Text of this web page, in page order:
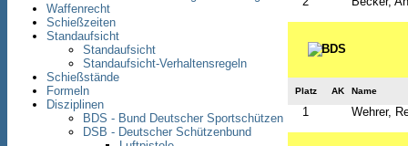
Waffenrecht
Schießzeiten
Standaufsicht
Standaufsicht
Standaufsicht-Verhaltensregeln
Schießstände
Formeln
Disziplinen
BDS - Bund Deutscher Sportschützen
DSB - Deutscher Schützenbund
Platz AK Name
1 Wehrer,